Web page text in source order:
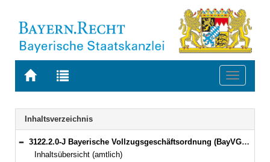
Zur
BAYERN.RECHT
Zur
letzten
Suche
Toggle
Navigation
Inhaltsverzeichnis
Bereich reduzieren
3122.2.0-J Bayerische Vollzugsgeschäftsordnung (BayVGO) Bekanntmachung des Bayerischen Staatsministeriums der Justiz vom 29. November 2019, Az. F3 - 1464 - VII a - 9807/2016 (BayMBl. Nr. 537)
Inhaltsübersicht (amtlich)